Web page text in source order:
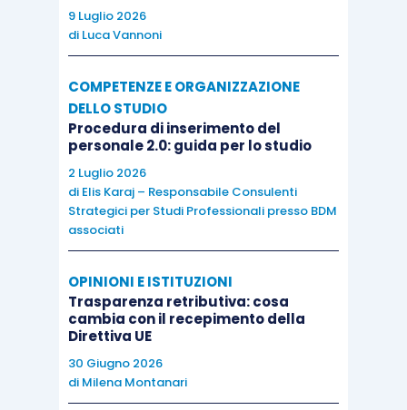
9 Luglio 2026
di Luca Vannoni
COMPETENZE E ORGANIZZAZIONE
DELLO STUDIO
Procedura di inserimento del
personale 2.0: guida per lo studio
2 Luglio 2026
di Elis Karaj – Responsabile Consulenti
Strategici per Studi Professionali presso BDM
associati
OPINIONI E ISTITUZIONI
Trasparenza retributiva: cosa
cambia con il recepimento della
Direttiva UE
30 Giugno 2026
di Milena Montanari